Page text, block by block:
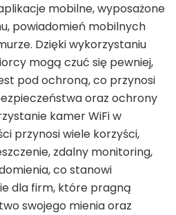
mobilne, wyposażone
powiadomień mobilnych
Dzięki wykorzystaniu
mogą czuć się pewniej,
pod ochroną, co przynosi
oraz ochrony
kamer WiFi w
przynosi wiele korzyści,
zdalny monitoring,
co stanowi
dla firm, które pragną
swojego mienia oraz